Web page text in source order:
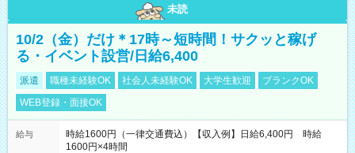
未読
10/2（金）だけ＊17時～短時間！サクッと稼げ
る・イベント設営/日給6,400
派遣 職種未経験OK 社会人未経験OK 大学生歓迎
ブランクOK
WEB登録・面接OK
給与
時給1600円（一律交通費込）【収入例】日給6,400円 時給
1600円×4時間